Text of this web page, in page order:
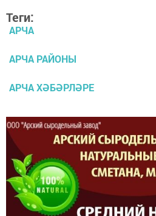
Теги:
АРЧА
АРЧА РАЙОНЫ
АРЧА ХӘБӘРЛӘРЕ